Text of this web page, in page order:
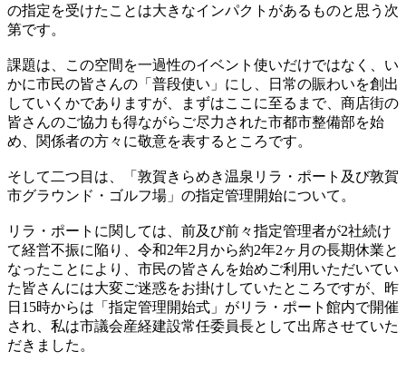
の指定を受けたことは大きなインパクトがあるものと思う次
第です。
課題は、この空間を一過性のイベント使いだけではなく、い
かに市民の皆さんの「普段使い」にし、日常の賑わいを創出
していくかでありますが、まずはここに至るまで、商店街の
皆さんのご協力も得ながらご尽力された市都市整備部を始
め、関係者の方々に敬意を表するところです。
そして二つ目は、「敦賀きらめき温泉リラ・ポート及び敦賀
市グラウンド・ゴルフ場」の指定管理開始について。
リラ・ポートに関しては、前及び前々指定管理者が2社続け
て経営不振に陥り、令和2年2月から約2年2ヶ月の長期休業と
なったことにより、市民の皆さんを始めご利用いただいてい
た皆さんには大変ご迷惑をお掛けしていたところですが、昨
日15時からは「指定管理開始式」がリラ・ポート館内で開催
され、私は市議会産経建設常任委員長として出席させていた
だきました。